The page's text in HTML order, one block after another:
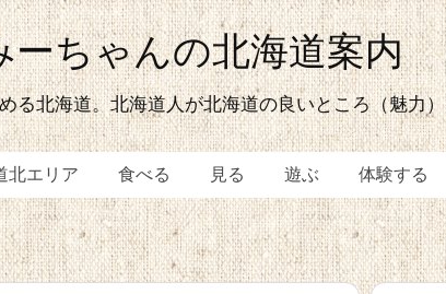
る北海道。北海道人が北海道の良いところ（魅力
北エリア 食べる 見る 遊ぶ 体験する